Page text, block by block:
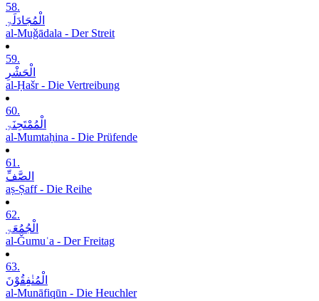
58.
الْمُجَادَلَۃِ
al-Muǧādala - Der Streit
59.
الْحَشْرِ
al-Ḥašr - Die Vertreibung
60.
الْمُمْتَحِنَۃِ
al-Mumtaḥina - Die Prüfende
61.
الصَّفِّ
aṣ-Ṣaff - Die Reihe
62.
الْجُمُعَۃِ
al-Ǧumuʿa - Der Freitag
63.
الْمُنٰفِقُوْنَ
al-Munāfiqūn - Die Heuchler